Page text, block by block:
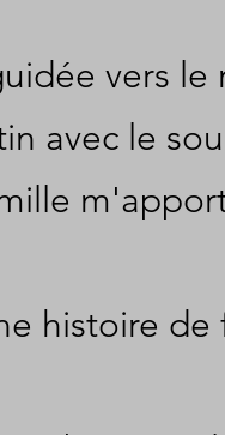
vers
avec le
histoire de